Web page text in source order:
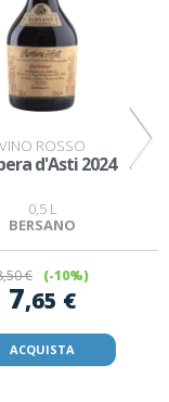
VINO ROSSO
d'Asti 2024
0,5 L
BERSANO
,50 € (-10%)
7,65 €
ACQUISTA